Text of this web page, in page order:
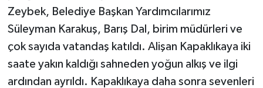
Zeybek, Belediye Başkan Yardımcılarımız
Süleyman Karakuş, Barış Dal, birim müdürleri ve
çok sayıda vatandaş katıldı. Alişan Kapaklıkaya iki
saate yakın kaldığı sahneden yoğun alkış ve ilgi
ardından ayrıldı. Kapaklıkaya daha sonra sevenleri